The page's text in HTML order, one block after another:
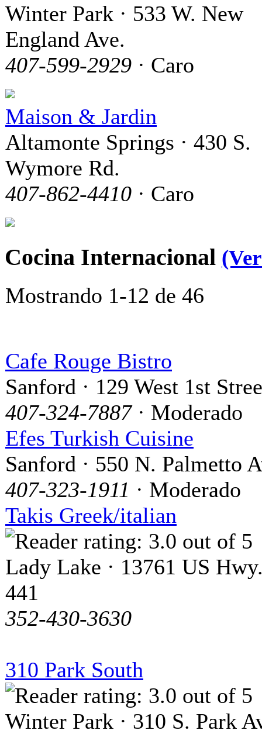
Winter Park · 533 W. New
England Ave.
407-599-2929 · Caro
Maison & Jardin
Altamonte Springs · 430 S.
Wymore Rd.
407-862-4410 · Caro
Cocina Internacional
Mostrando 1-12 de 46
Cafe Rouge Bistro
Sanford · 129 West 1st
407-324-7887· Moderado
Efes Turkish Cuisine
Sanford · 550 N. Palmetto
407-323-1911 · Moderado
Takis Greek/italian
Lady Lake · 13761 US
441
352-430-3630
310 Park South
Winter Park · 310 S. Park